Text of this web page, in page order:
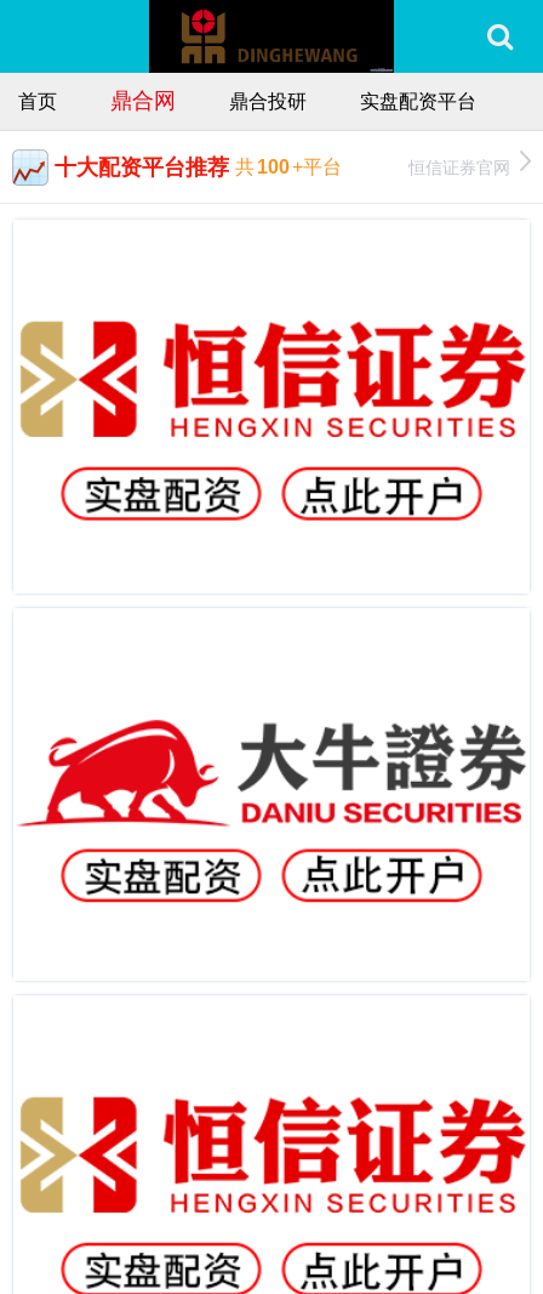
首页 鼎合网 鼎合投研 实盘配资平台
十大配资平台推荐 共100+平台 恒信证券官网